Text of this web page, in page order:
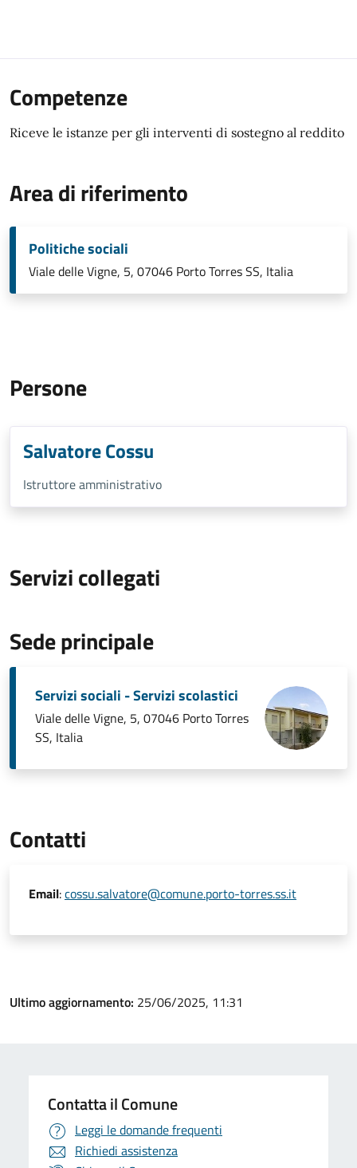
Competenze
Riceve le istanze per gli interventi di sostegno al reddito
Area di riferimento
Politiche sociali
Viale delle Vigne, 5, 07046 Porto Torres SS, Italia
Persone
Salvatore Cossu
Istruttore amministrativo
Servizi collegati
Sede principale
Servizi sociali - Servizi scolastici
Viale delle Vigne, 5, 07046 Porto Torres
SS, Italia
Contatti
Email:cossu.salvatore@comune.porto-torres.ss.it
Ultimo aggiornamento: 25/06/2025, 11:31
Contatta il Comune
Leggi le domande frequenti
Richiedi assistenza